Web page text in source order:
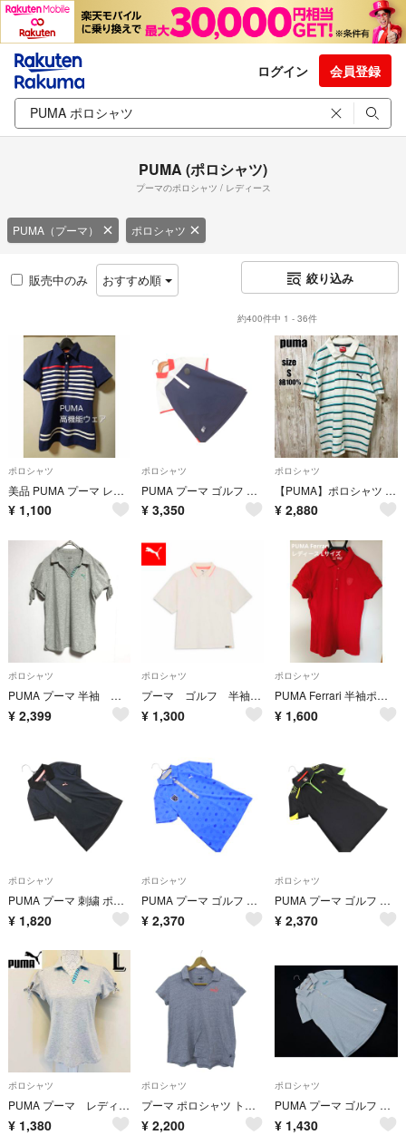
ログイン 会員登録
PUMA (ポロシャツ)
プーマのポロシャツ / レディース
PUMA（プーマ） ポロシャツ
販売中のみ おすすめ順 絞り込み
約400件中 1 - 36件
ポロシャツ
美品 PUMA プーマ レディース 半袖ポロシャツ ネイビー ボーダー柄
¥ 1,100
ポロシャツ
PUMA プーマ ゴルフ カノコ ワッペン ポロシャツ sizeS/白ｘ紺ｘ赤 ■◆ レディース
¥ 3,350
ポロシャツ
【PUMA】ポロシャツ S ボーダー ホワイト グリーン カジュアル シンプル
¥ 2,880
ポロシャツ
PUMA プーマ 半袖 ポロシャツ グレー トップス L
¥ 2,399
ポロシャツ
プーマ ゴルフ 半袖 ポロシャツ 未使用
¥ 1,300
ポロシャツ
PUMA Ferrari 半袖ポロシャツ Lサイズ 赤色
¥ 1,600
ポロシャツ
PUMA プーマ 刺繍 ポロシャツ 黒 ■◆ レディース
¥ 1,820
ポロシャツ
PUMA プーマ ゴルフ 刺繍 総柄 ポロシャツ sizeM/青 ■◆ レディース
¥ 2,370
ポロシャツ
PUMA プーマ ゴルフ ハーフジップ 半袖 シャツ ポロシャツ sizeS/黒 ■◆ レディース
¥ 2,370
ポロシャツ
PUMA プーマ レディース リボン付き 半袖ポロシャツ グレー L
¥ 1,380
ポロシャツ
プーマ ポロシャツ トップス 半袖 スキッパーカラー ゴルフウエア レディース Mサイズ グレー PUMA
¥ 2,200
ポロシャツ
PUMA プーマ ゴルフ 総柄 ポロシャツ sizeM/青 ■◆ レディース
¥ 1,430